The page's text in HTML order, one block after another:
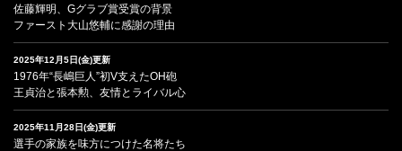
佐藤輝明、Gグラブ賞受賞の背景
ファースト大山悠輔に感謝の理由
2025年12月5日(金)更新
1976年“長嶋巨人”初V支えたOH砲
王貞治と張本勲、友情とライバル心
2025年11月28日(金)更新
選手の家族を味方につけた名将たち